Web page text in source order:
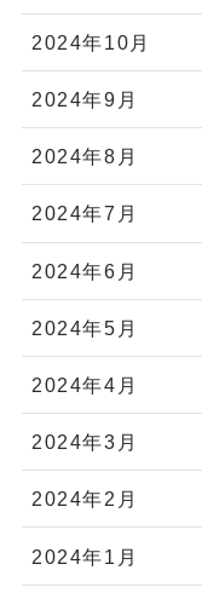
2024年10月
2024年9月
2024年8月
2024年7月
2024年6月
2024年5月
2024年4月
2024年3月
2024年2月
2024年1月